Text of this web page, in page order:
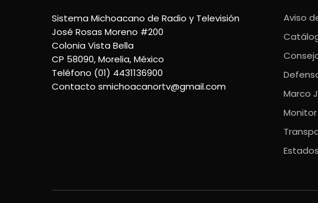
Sistema Michoacano de Radio y Televisión
José Rosas Moreno #200
Colonia Vista Bella
CP 58090, Morelia, México
Teléfono (01) 4431136900
Contacto smichoacanortv@gmail.com
Aviso
Marco